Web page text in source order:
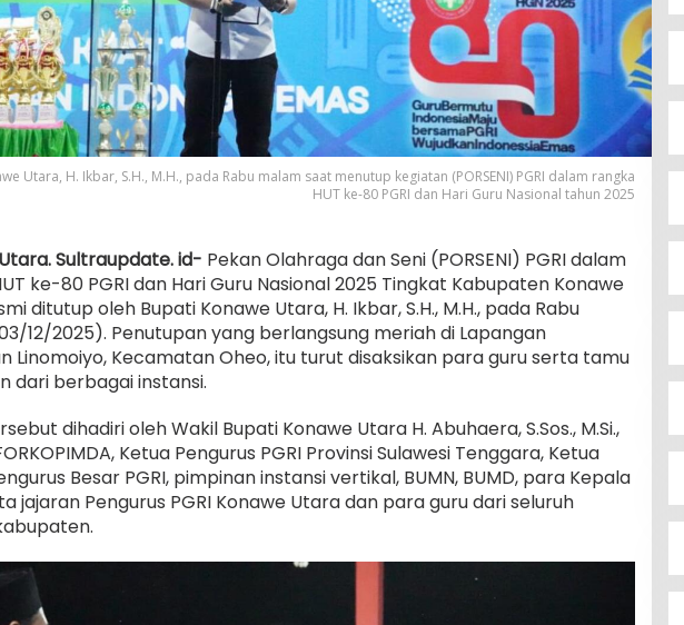
Utara, H. Ikbar, S.H., M.H., pada Rabu malam saat menutup kegiatan (PORSENI) PGRI dalam rangka
HUT ke-80 PGRI dan Hari Guru Nasional tahun 2025
Sultraupdate. id- Pekan Olahraga dan Seni (PORSENI) PGRI dalam
ke-80 PGRI dan Hari Guru Nasional 2025 Tingkat Kabupaten Konawe
ditutup oleh Bupati Konawe Utara, H. Ikbar, S.H., M.H., pada Rabu
12/2025). Penutupan yang berlangsung meriah di Lapangan
Linomoiyo, Kecamatan Oheo, itu turut disaksikan para guru serta tamu
dari berbagai instansi.
dihadiri oleh Wakil Bupati Konawe Utara H. Abuhaera, S.Sos., M.Si.,
Ketua Pengurus PGRI Provinsi Sulawesi Tenggara, Ketua
Besar PGRI, pimpinan instansi vertikal, BUMN, BUMD, para Kepala
jajaran Pengurus PGRI Konawe Utara dan para guru dari seluruh